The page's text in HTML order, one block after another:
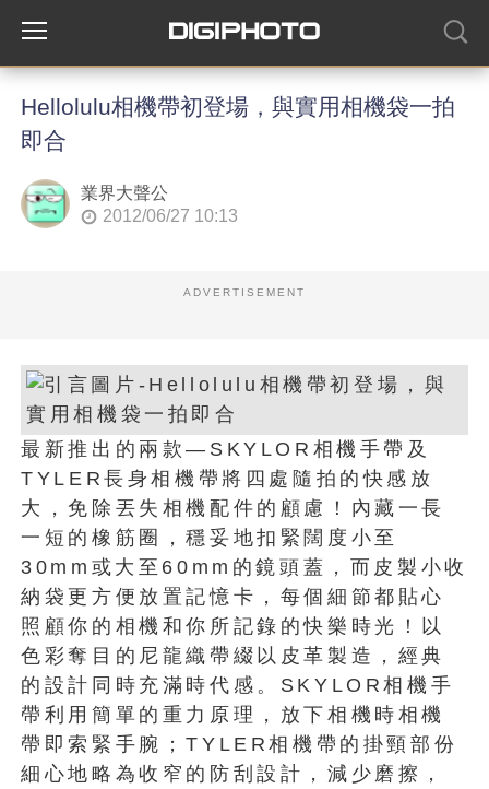
Hellolulu相機帶初登場，與實用相機袋一拍
即合
業界大聲公
2012/06/27 10:13
ADVERTISEMENT
最新推出的兩款—SKYLOR相機手帶及
TYLER長身相機帶將四處隨拍的快感放
大，免除丟失相機配件的顧慮！內藏一長
一短的橡筋圈，穩妥地扣緊闊度小至
30mm或大至60mm的鏡頭蓋，而皮製小收
納袋更方便放置記憶卡，每個細節都貼心
照顧你的相機和你所記錄的快樂時光！以
色彩奪目的尼龍織帶綴以皮革製造，經典
的設計同時充滿時代感。SKYLOR相機手
帶利用簡單的重力原理，放下相機時相機
帶即索緊手腕；TYLER相機帶的掛頸部份
細心地略為收窄的防刮設計，減少磨擦，